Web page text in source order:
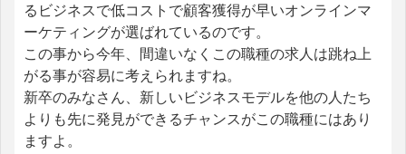
るビジネスで低コストで顧客獲得が早いオンラインマ
ーケティングが選ばれているのです。
この事から今年、間違いなくこの職種の求人は跳ね上
がる事が容易に考えられますね。
新卒のみなさん、新しいビジネスモデルを他の人たち
よりも先に発見ができるチャンスがこの職種にはあり
ますよ。